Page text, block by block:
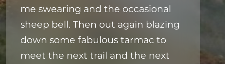
me swearing and the occasional
sheep bell. Then out again blazing
down some fabulous tarmac to
meet the next trail and the next